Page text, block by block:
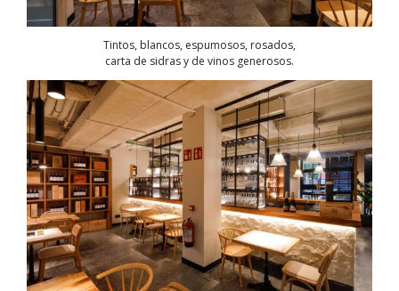
Tintos, blancos, espumosos, rosados,
carta de sidras y de vinos generosos.